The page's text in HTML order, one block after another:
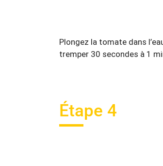
Plongez la tomate dans
tremper 30 secondes à 1
Étape 4